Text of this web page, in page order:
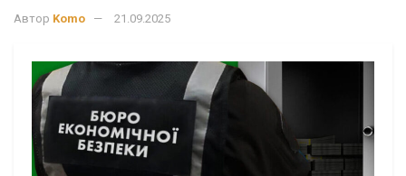
Автор Komo 21.09.2025